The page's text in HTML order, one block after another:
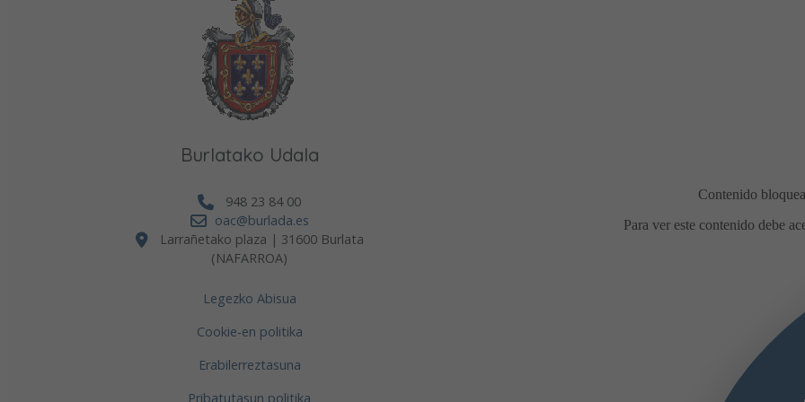
Comidas en la calle
Con
fiestas de agosto, el
Burlatako Udala
948 23 84 00
oac@burlada.es
Larrañetako plaza | 31600 Burlata
(NAFARROA)
Legezko Abisua
Cookie-en politika
Erabilerreztasuna
Pribatutasun politika